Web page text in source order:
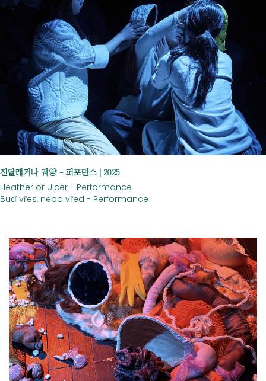
진달래거나 궤양 - 퍼포먼스 | 2025
Heather or Ulcer - Performance
Buď vřes, nebo vřed - Performance